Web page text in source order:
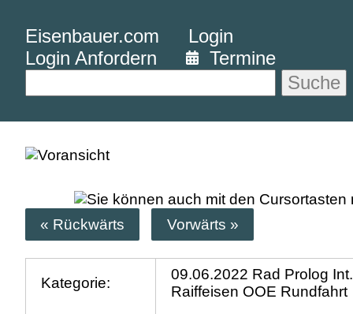
Eisenbauer.com
Login
Login Anfordern
Termine
Suche
« Rückwärts Vorwärts »
Kategorie:
09.06.2022 Rad Prolog Int.
Raiffeisen OOE Rundfahrt